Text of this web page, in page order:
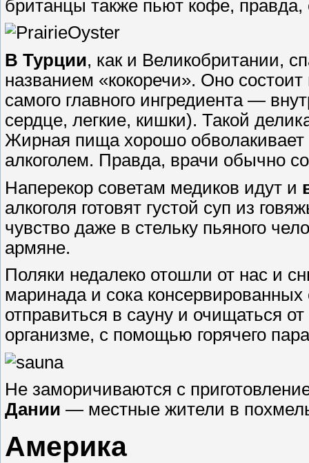
британцы также пьют кофе,
В Турции, как и Великобритании,
названием «кокоречи». Оно
самого главного ингредиента ―
сердце, легкие, кишки). Такой
Жирная пища хорошо обволакивает
алкоголем. Правда, врачи обычно
Наперекор советам медиков идут и
алкоголя готовят густой суп из
чувство даже в стельку пьяного
армяне.
Поляки недалеко отошли от нас и
маринада и сока
отправиться в сауну и очищаться
организме, с помощью горячего
Не заморичиваются с
Дании ― местные жители в
Америка